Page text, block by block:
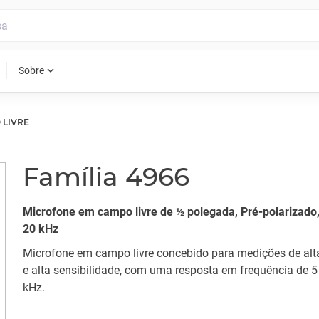
Sobre expand_more
LIVRE
Família 4966
Microfone em campo livre de ½ polegada, Pré-
20 kHz
Microfone em campo livre concebido para medições de
e alta sensibilidade, com uma resposta em frequência de
kHz.